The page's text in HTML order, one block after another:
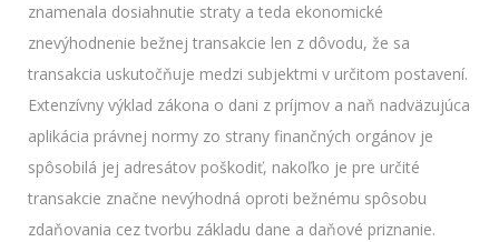
znamenala dosiahnutie straty a teda ekonomické
znevýhodnenie bežnej transakcie len z dôvodu, že sa
transakcia uskutočňuje medzi subjektmi v určitom postavení.
Extenzívny výklad zákona o dani z príjmov a naň nadväzujúca
aplikácia právnej normy zo strany finančných orgánov je
spôsobilá jej adresátov poškodiť, nakoľko je pre určité
transakcie značne nevýhodná oproti bežnému spôsobu
zdaňovania cez tvorbu základu dane a daňové priznanie.